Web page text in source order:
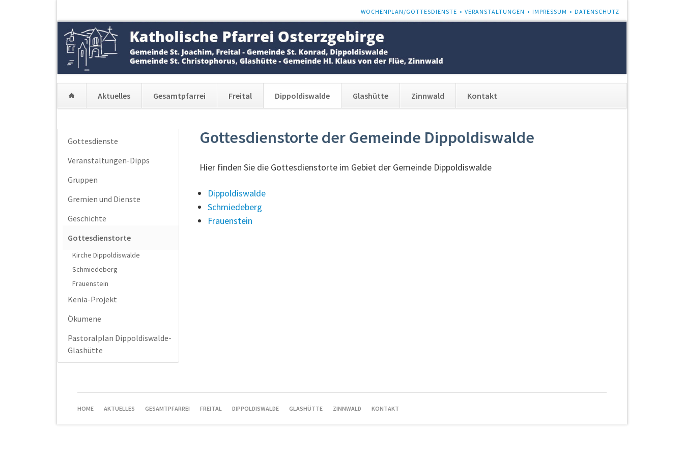
NAVIGATION
ÜBERSPRINGEN
WOCHENPLAN/GOTTESDIENSTE VERANSTALTUNGEN IMPRESSUM DATENSCHUTZ
überspringen
Aktuelles Gesamtpfarrei Freital Dippoldiswalde Glashütte Zinnwald Kontakt
überspringen
Gottesdienstorte der Gemeinde Dippoldiswalde
Hier finden Sie die Gottesdienstorte im Gebiet der Gemeinde Dippoldiswalde
Dippoldiswalde
Schmiedeberg
Frauenstein
Navigation
Gottesdienste
Veranstaltungen-Dipps
Gruppen
Gremien und Dienste
Geschichte
Gottesdienstorte
Kirche Dippoldiswalde
Schmiedeberg
Frauenstein
Kenia-Projekt
Ökumene
Pastoralplan Dippoldiswalde-
Glashütte
NAVIGATION
HOME AKTUELLES GESAMTPFARREI FREITAL DIPPOLDISWALDE GLASHÜTTE ZINNWALD KONTAKT